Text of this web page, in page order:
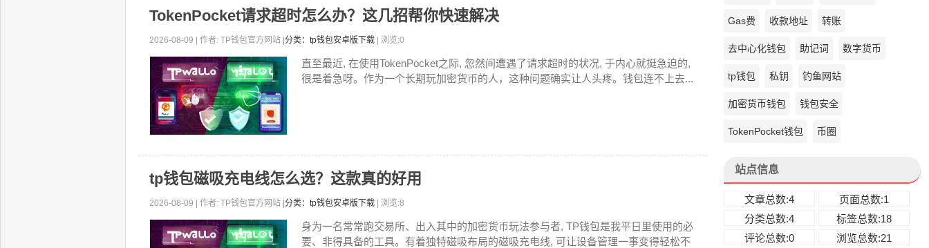
TokenPocket请求超时怎么办？这几招帮你快速解决
2026-08-09 | 作者: TP钱包官方网站 | 分类：tp钱包安卓版下载 | 浏览:0
直至最近, 在使用TokenPocket之际, 忽然间遭遇了请求超时的状况, 于内心就挺急迫的,
很是着急呀。作为一个长期玩加密货币的人，这种问题确实让人头疼。钱包连不上去...
tp钱包磁吸充电线怎么选？这款真的好用
2026-08-09 | 作者: TP钱包官方网站 | 分类：tp钱包安卓版下载 | 浏览:8
身为一名常常跑交易所、出入其中的加密货币玩法参与者, TP钱包是我平日里使用的必
要、非得具备的工具。有着独特磁吸布局的磁吸充电线, 可让设备管理一事变得轻松不
Gas费 收款地址 转账
去中心化钱包 助记词 数字货币
tp钱包 私钥 钓鱼网站
加密货币钱包 钱包安全
TokenPocket钱包 币圈
站点信息
文章总数:4
页面总数:1
分类总数:4
标签总数:18
评论总数:0
浏览总数:21